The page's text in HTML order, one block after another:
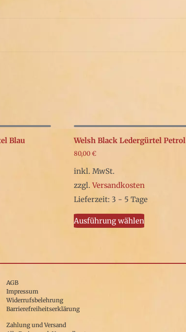
Blau Welsh Black Ledergürtel Petrol
80,00€
inkl. MwSt.
zzgl.Versandkosten
Lieferzeit: 3 - 5 Tage
Ausführung wählen
Dieses
Produkt
AGB
Impressum
Widerrufsbelehrung
Barrierefreiheitserklärung
Zahlung und Versand